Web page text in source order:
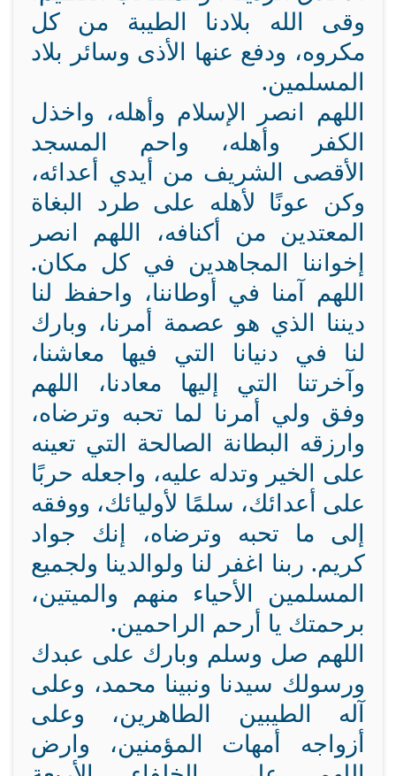
وقى الله بلادنا الطيبة من كل
مكروه، ودفع عنها الأذى وسائر بلاد
المسلمين.
اللهم انصر الإسلام وأهله، واخذل
الكفر وأهله، واحم المسجد
الأقصى الشريف من أيدي أعدائه،
وكن عونًا لأهله على طرد البغاة
المعتدين من أكنافه، اللهم انصر
إخواننا المجاهدين في كل مكان.
اللهم آمنا في أوطاننا، واحفظ لنا
ديننا الذي هو عصمة أمرنا، وبارك
لنا في دنيانا التي فيها معاشنا،
وآخرتنا التي إليها معادنا، اللهم
وفق ولي أمرنا لما تحبه وترضاه،
وارزقه البطانة الصالحة التي تعينه
على الخير وتدله عليه، واجعله حربًا
على أعدائك، سلمًا لأوليائك، ووفقه
إلى ما تحبه وترضاه، إنك جواد
كريم. ربنا اغفر لنا ولوالدينا ولجميع
المسلمين الأحياء منهم والميتين،
برحمتك يا أرحم الراحمين.
اللهم صل وسلم وبارك على عبدك
ورسولك سيدنا ونبينا محمد، وعلى
آله الطيبين الطاهرين، وعلى
أزواجه أمهات المؤمنين، وارض